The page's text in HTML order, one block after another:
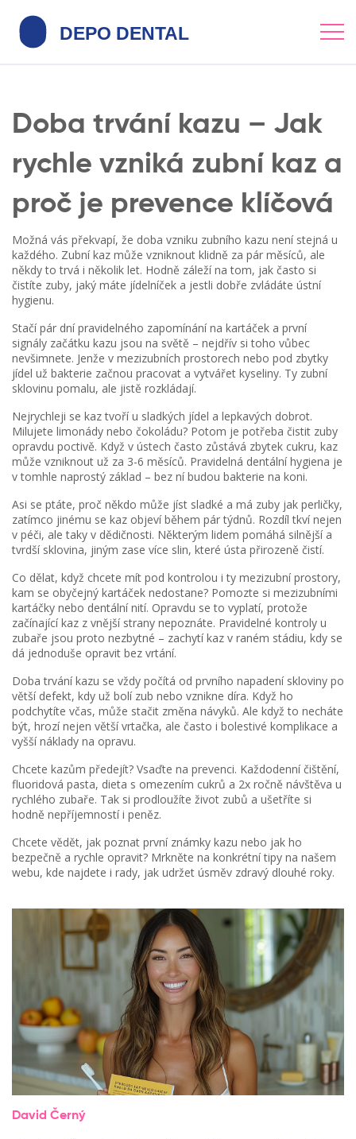
Doba trvání kazu – Jak
rychle vzniká zubní kaz a
proč je prevence klíčová
Možná vás překvapí, že doba vzniku zubního kazu není stejná u
každého. Zubní kaz může vzniknout klidně za pár měsíců, ale
někdy to trvá i několik let. Hodně záleží na tom, jak často si
čistíte zuby, jaký máte jídelníček a jestli dobře zvládáte ústní
hygienu.
Stačí pár dní pravidelného zapomínání na kartáček a první
signály začátku kazu jsou na světě – nejdřív si toho vůbec
nevšimnete. Jenže v mezizubních prostorech nebo pod zbytky
jídel už bakterie začnou pracovat a vytvářet kyseliny. Ty zubní
sklovinu pomalu, ale jistě rozkládají.
Nejrychleji se kaz tvoří u sladkých jídel a lepkavých dobrot.
Milujete limonády nebo čokoládu? Potom je potřeba čistit zuby
opravdu poctivě. Když v ústech často zůstává zbytek cukru, kaz
může vzniknout už za 3-6 měsíců. Pravidelná dentální hygiena je
v tomhle naprostý základ – bez ní budou bakterie na koni.
Asi se ptáte, proč někdo může jíst sladké a má zuby jak perličky,
zatímco jinému se kaz objeví během pár týdnů. Rozdíl tkví nejen
v péči, ale taky v dědičnosti. Některým lidem pomáhá silnější a
tvrdší sklovina, jiným zase více slin, které ústa přirozeně čistí.
Co dělat, když chcete mít pod kontrolou i ty mezizubní prostory,
kam se obyčejný kartáček nedostane? Pomozte si mezizubními
kartáčky nebo dentální nití. Opravdu se to vyplatí, protože
začínající kaz z vnější strany nepoznáte. Pravidelné kontroly u
zubaře jsou proto nezbytné – zachytí kaz v raném stádiu, kdy se
dá jednoduše opravit bez vrtání.
Doba trvání kazu se vždy počítá od prvního napadení skloviny po
větší defekt, kdy už bolí zub nebo vznikne díra. Když ho
podchytíte včas, může stačit změna návyků. Ale když to necháte
být, hrozí nejen větší vrtačka, ale často i bolestivé komplikace a
vyšší náklady na opravu.
Chcete kazům předejít? Vsaďte na prevenci. Každodenní čištění,
fluoridová pasta, dieta s omezením cukrů a 2x ročně návštěva u
rychlého zubaře. Tak si prodloužíte život zubů a ušetříte si
hodně nepříjemností i peněz.
Chcete vědět, jak poznat první známky kazu nebo jak ho
bezpečně a rychle opravit? Mrkněte na konkrétní tipy na našem
webu, kde najdete i rady, jak udržet úsměv zdravý dlouhé roky.
David Černý